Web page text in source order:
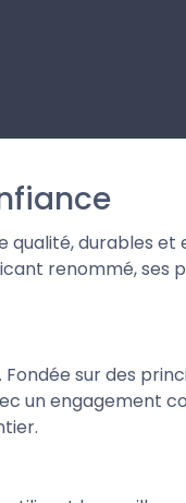
durables et
renommé, ses
sur des
un engagement